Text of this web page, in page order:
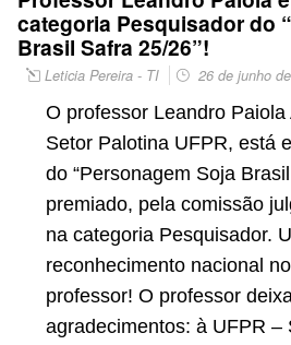
categoria Pesquisador do
Brasil Safra 25/26”!
Leticia Pereira - TI 26 de junho
O professor Leandro
Setor Palotina UFPR, está
do “Personagem Soja
premiado, pela comissão
na categoria Pesquisador.
reconhecimento nacional
professor! O professor
agradecimentos: à UFPR –